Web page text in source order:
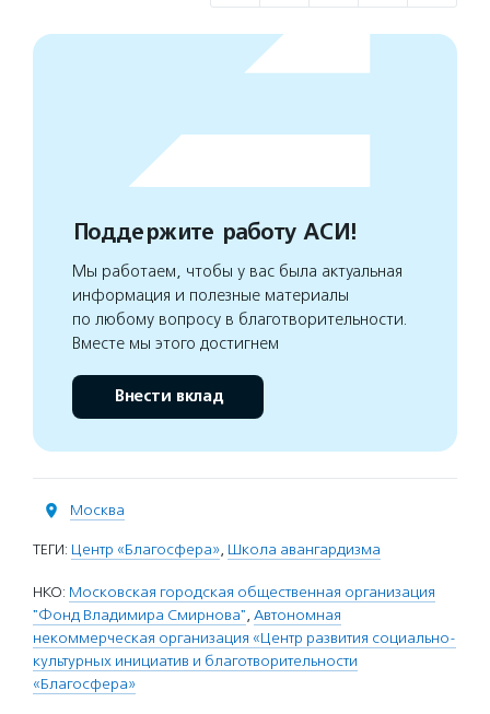
Поддержите работу АСИ!
Мы работаем, чтобы у вас была актуальная
информация и полезные материалы
по любому вопросу в благотворительности.
Вместе мы этого достигнем
Внести вклад
Москва
ТЕГИ: Центр «Благосфера», Школа авангардизма
НКО: Московская городская общественная организация
"Фонд Владимира Смирнова", Автономная
некоммерческая организация «Центр развития социально-
культурных инициатив и благотворительности
«Благосфера»